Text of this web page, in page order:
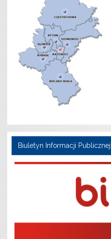
Biuletyn Informacji Publicznej